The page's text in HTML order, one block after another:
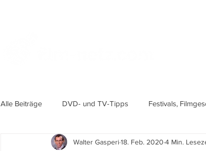
Alle Beiträge DVD- und TV-Tipps Festivals,
Walter Gasperi18. Feb. 2020 4 Min.